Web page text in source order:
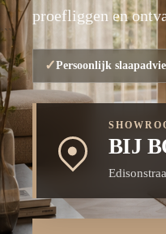
```
proefliggen en
Persoonlijk
BIJ